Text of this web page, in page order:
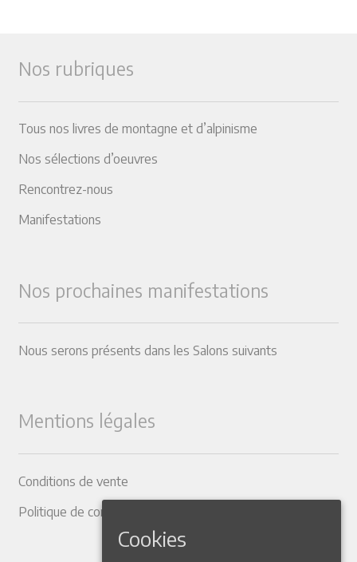
Nos rubriques
Tous nos livres de montagne et d’alpinisme
Nos sélections d’oeuvres
Rencontrez-nous
Manifestations
Nos prochaines manifestations
Nous serons présents dans les Salons suivants
Mentions légales
Conditions de vente
Politique de confidentialité
Cookies